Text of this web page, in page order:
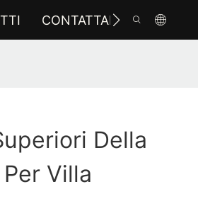
CONTATTARCI
Della
Villa